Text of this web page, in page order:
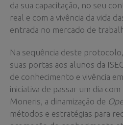
da sua capacitação, no seu
real e com a vivência da vida
entrada no mercado de
Na sequência deste
suas portas aos alunos da
de conhecimento e vivência
iniciativa de passar um dia
Moneris, a dinamização de
métodos e estratégias para